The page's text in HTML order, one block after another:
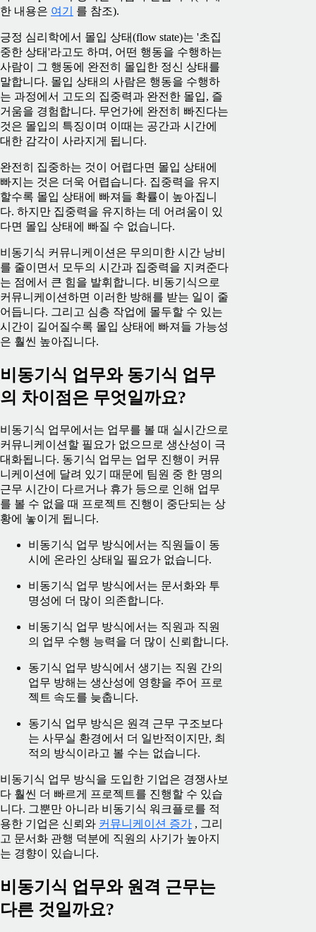
한 내용은 여기 를 참조).
긍정 심리학에서 몰입 상태(flow state)는 '초집
중한 상태'라고도 하며, 어떤 행동을 수행하는
사람이 그 행동에 완전히 몰입한 정신 상태를
말합니다. 몰입 상태의 사람은 행동을 수행하
는 과정에서 고도의 집중력과 완전한 몰입, 즐
거움을 경험합니다. 무언가에 완전히 빠진다는
것은 몰입의 특징이며 이때는 공간과 시간에
대한 감각이 사라지게 됩니다.
완전히 집중하는 것이 어렵다면 몰입 상태에
빠지는 것은 더욱 어렵습니다. 집중력을 유지
할수록 몰입 상태에 빠져들 확률이 높아집니
다. 하지만 집중력을 유지하는 데 어려움이 있
다면 몰입 상태에 빠질 수 없습니다.
비동기식 커뮤니케이션은 무의미한 시간 낭비
를 줄이면서 모두의 시간과 집중력을 지켜준다
는 점에서 큰 힘을 발휘합니다. 비동기식으로
커뮤니케이션하면 이러한 방해를 받는 일이 줄
어듭니다. 그리고 심층 작업에 몰두할 수 있는
시간이 길어질수록 몰입 상태에 빠져들 가능성
은 훨씬 높아집니다.
비동기식 업무와 동기식 업무
의 차이점은 무엇일까요?
비동기식 업무에서는 업무를 볼 때 실시간으로
커뮤니케이션할 필요가 없으므로 생산성이 극
대화됩니다. 동기식 업무는 업무 진행이 커뮤
니케이션에 달려 있기 때문에 팀원 중 한 명의
근무 시간이 다르거나 휴가 등으로 인해 업무
를 볼 수 없을 때 프로젝트 진행이 중단되는 상
황에 놓이게 됩니다.
비동기식 업무 방식에서는 직원들이 동
시에 온라인 상태일 필요가 없습니다.
비동기식 업무 방식에서는 문서화와 투
명성에 더 많이 의존합니다.
비동기식 업무 방식에서는 직원과 직원
의 업무 수행 능력을 더 많이 신뢰합니다.
동기식 업무 방식에서 생기는 직원 간의
업무 방해는 생산성에 영향을 주어 프로
젝트 속도를 늦춥니다.
동기식 업무 방식은 원격 근무 구조보다
는 사무실 환경에서 더 일반적이지만, 최
적의 방식이라고 볼 수는 없습니다.
비동기식 업무 방식을 도입한 기업은 경쟁사보
다 훨씬 더 빠르게 프로젝트를 진행할 수 있습
니다. 그뿐만 아니라 비동기식 워크플로를 적
용한 기업은 신뢰와 커뮤니케이션 증가 , 그리
고 문서화 관행 덕분에 직원의 사기가 높아지
는 경향이 있습니다.
비동기식 업무와 원격 근무는
다른 것일까요?